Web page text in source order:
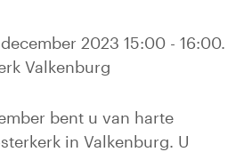
2023 15:00 - 16:00.
Valkenburg
bent u van harte
in Valkenburg. U